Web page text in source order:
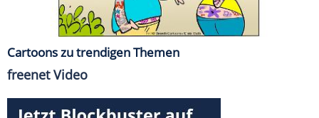
Cartoons zu trendigen Themen
freenet Video